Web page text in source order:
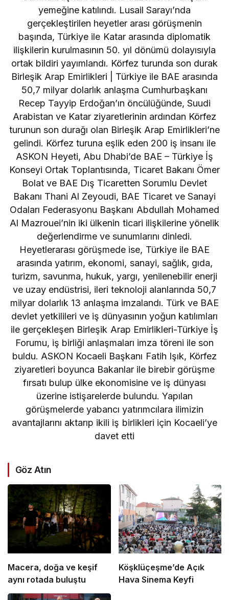
yemeğine katılındı. Lusail Sarayı’nda
gerçekleştirilen heyetler arası görüşmenin
başında, Türkiye ile Katar arasında diplomatik
ilişkilerin kurulmasının 50. yıl dönümü dolayısıyla
ortak bildiri yayımlandı. Körfez turunda son durak
Birleşik Arap Emirlikleri | Türkiye ile BAE arasında
50,7 milyar dolarlık anlaşma Cumhurbaşkanı
Recep Tayyip Erdoğan’ın öncülüğünde, Suudi
Arabistan ve Katar ziyaretlerinin ardından Körfez
turunun son durağı olan Birleşik Arap Emirlikleri’ne
gelindi. Körfez turuna eşlik eden 200 iş insanı ile
ASKON Heyeti, Abu Dhabi’de BAE – Türkiye İş
Konseyi Ortak Toplantısında, Ticaret Bakanı Ömer
Bolat ve BAE Dış Ticaretten Sorumlu Devlet
Bakanı Thani Al Zeyoudi, BAE Ticaret ve Sanayi
Odaları Federasyonu Başkanı Abdullah Mohamed
Al Mazrouei’nin iki ülkenin ticari ilişkilerine yönelik
değerlendirme ve sunumlarını dinledi.
Heyetlerarası görüşmede ise, Türkiye ile BAE
arasında yatırım, ekonomi, sanayi, sağlık, gıda,
turizm, savunma, hukuk, yargı, yenilenebilir enerji
ve uzay endüstrisi, ileri teknoloji alanlarında 50,7
milyar dolarlık 13 anlaşma imzalandı. Türk ve BAE
devlet yetkilileri ve iş dünyasının yoğun katılımları
ile gerçekleşen Birleşik Arap Emirlikleri-Türkiye İş
Forumu, iş birliği anlaşmaları imza töreni ile son
buldu. ASKON Kocaeli Başkanı Fatih Işık, Körfez
ziyaretleri boyunca Bakanlar ile birebir görüşme
fırsatı bulup ülke ekonomisine ve iş dünyası
üzerine istişarelerde bulundu. Yapılan
görüşmelerde yabancı yatırımcılara ilimizin
avantajlarını aktarıp ikili iş birlikleri için Kocaeli’ye
davet etti
Göz Atın
Macera, doğa ve keşif
aynı rotada buluştu
Köşklüçeşme’de Açık
Hava Sinema Keyfi